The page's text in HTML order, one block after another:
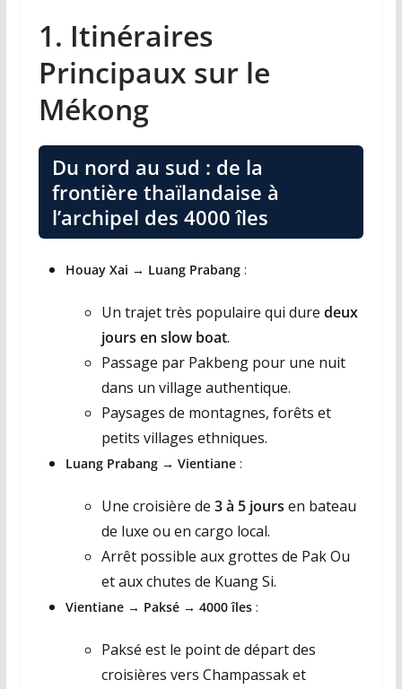
1. Itinéraires
Principaux sur le
Mékong
Du nord au sud : de la
frontière thaïlandaise à
l’archipel des 4000 îles
Houay Xai → Luang Prabang:
Un trajet très populaire qui dure deux
jours en slow boat.
Passage par Pakbeng pour une nuit
dans un village authentique.
Paysages de montagnes, forêts et
petits villages ethniques.
Luang Prabang → Vientiane:
Une croisière de 3 à 5 jours en bateau
de luxe ou en cargo local.
Arrêt possible aux grottes de Pak Ou
et aux chutes de Kuang Si.
Vientiane → Paksé → 4000 îles:
Paksé est le point de départ des
croisières vers Champassak et